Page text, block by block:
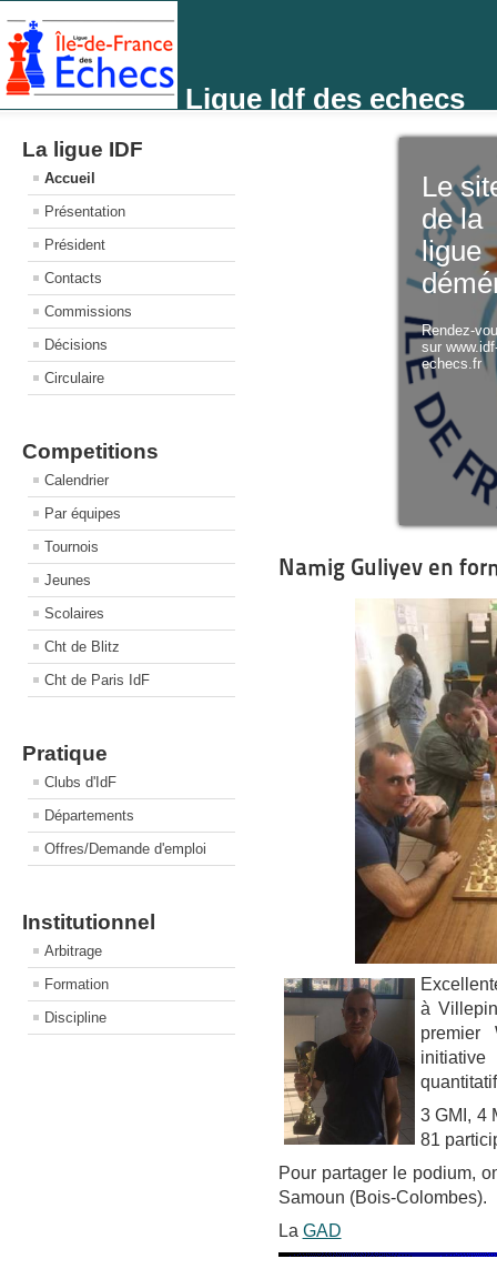
Ligue Idf des echecs
La ligue IDF
Accueil
Présentation
Président
Contacts
Commissions
Décisions
Circulaire
Competitions
Calendrier
Par équipes
Tournois
Jeunes
Scolaires
Cht de Blitz
Cht de Paris IdF
Pratique
Clubs d'IdF
Départements
Offres/Demande d'emploi
Institutionnel
Arbitrage
Formation
Discipline
Le
de la
ligue
Rendez-
sur
echecs.fr
Namig Guliyev en
à
3 GMI, 4
81
Pour partager le podium,
Samoun (Bois-Colombes).
La GAD